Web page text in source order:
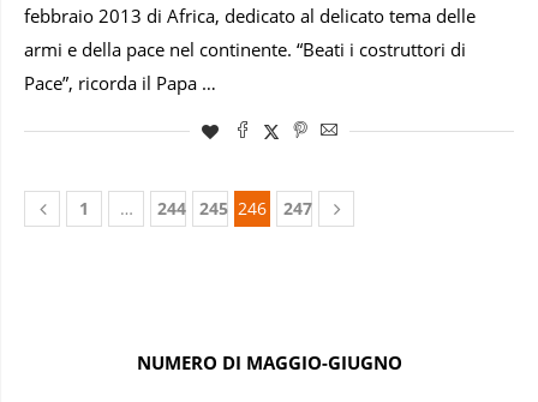
febbraio 2013 di Africa, dedicato al delicato tema delle
armi e della pace nel continente. “Beati i costruttori di
Pace”, ricorda il Papa …
1 … 244 245 246 247
NUMERO DI MAGGIO-GIUGNO